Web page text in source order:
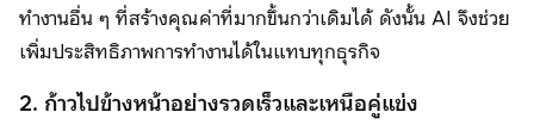
ทำงานอื่น ๆ ที่สร้างคุณค่าที่มากขึ้นกว่าเดิมได้ ดังนั้น AI จึงช่วย
เพิ่มประสิทธิภาพการทำงานได้ในแทบทุกธุรกิจ
2. ก้าวไปข้างหน้าอย่างรวดเร็วและเหนือคู่แข่ง